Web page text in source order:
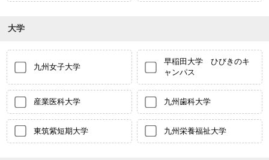
大学
九州女子大学
早稲田大学 ひびきのキ
ャンパス
産業医科大学 九州歯科大学
東筑紫短期大学 九州栄養福祉大学